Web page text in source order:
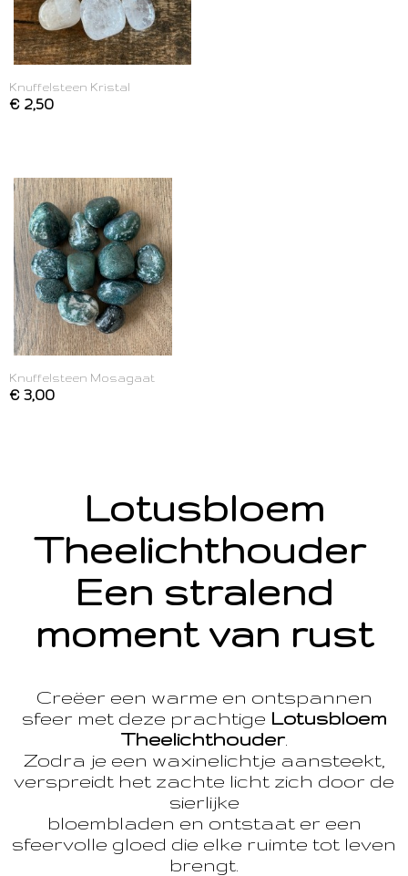
Knuffelsteen Kristal
€ 2,50
Knuffelsteen Mosagaat
€ 3,00
Lotusbloem
Theelichthouder
Een stralend
moment van rust
Creëer een warme en ontspannen
sfeer met deze prachtige Lotusbloem
Theelichthouder.
Zodra je een waxinelichtje aansteekt,
verspreidt het zachte licht zich door de
sierlijke
bloembladen en ontstaat er een
sfeervolle gloed die elke ruimte tot leven
brengt.